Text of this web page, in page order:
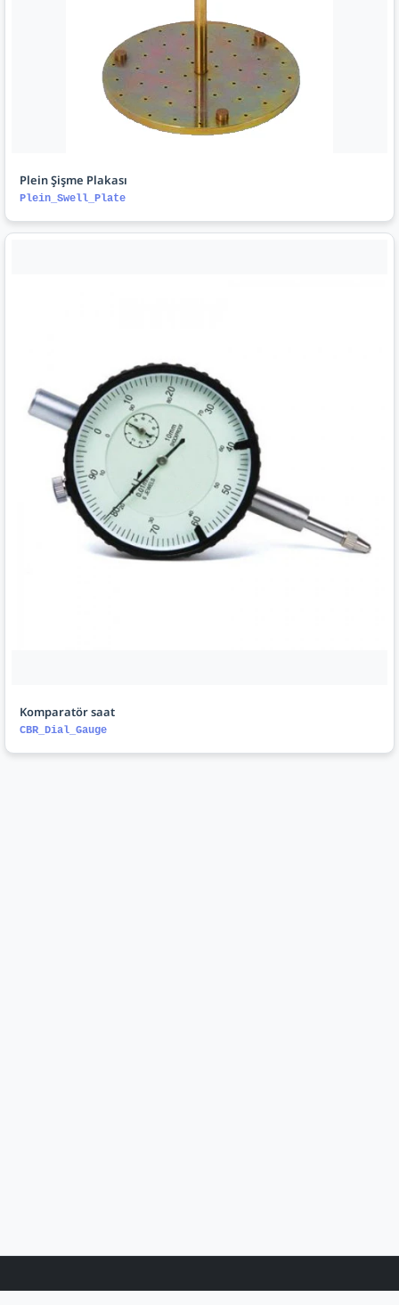
Plein Şişme Plakası
Plein_Swell_Plate
Komparatör saat
CBR_Dial_Gauge